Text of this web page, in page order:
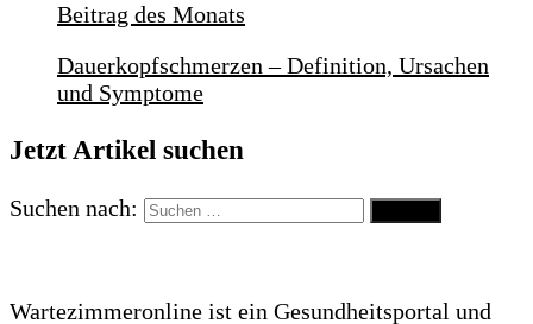
Beitrag des Monats
Dauerkopfschmerzen – Definition, Ursachen
und Symptome
Jetzt Artikel suchen
Suchen nach:
Wartezimmeronline ist ein Gesundheitsportal und